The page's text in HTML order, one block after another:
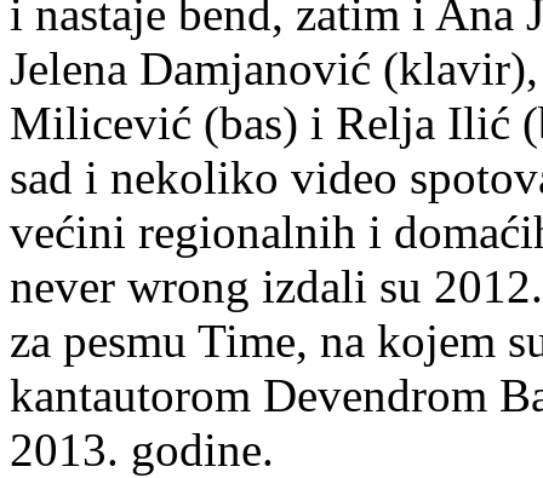
i nastaje bend, zatim i
Jelena Damjanović
Milicević (bas) i Relja Ilić
sad i nekoliko video
većini regionalnih i
never wrong izdali su
za pesmu Time, na kojem
kantautorom Devendrom
2013. godine.